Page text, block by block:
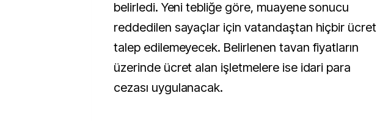
belirledi. Yeni tebliğe göre, muayene sonucu
reddedilen sayaçlar için vatandaştan hiçbir ücret
talep edilemeyecek. Belirlenen tavan fiyatların
üzerinde ücret alan işletmelere ise idari para
cezası uygulanacak.